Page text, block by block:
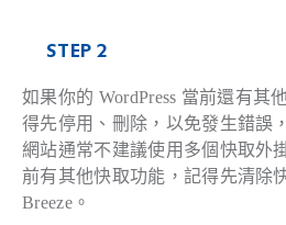
STEP 2
如果你的 WordPress 當前還有其
得先停用、刪除，以免發生錯誤
網站通常不建議使用多個快取外
前有其他快取功能，記得先清除
Breeze。